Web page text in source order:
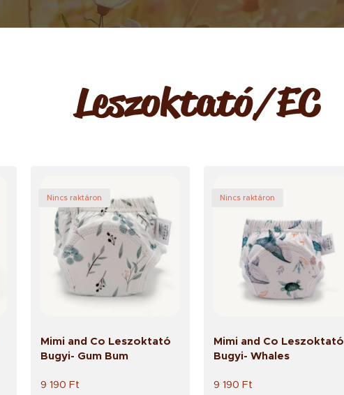
Leszoktató/EC
Mimi and Co Leszoktató
Bugyi- Gum Bum
Nincs raktáron
9 190 Ft
Mimi and Co Leszoktató
Bugyi- Whales
Nincs raktáron
9 190 Ft